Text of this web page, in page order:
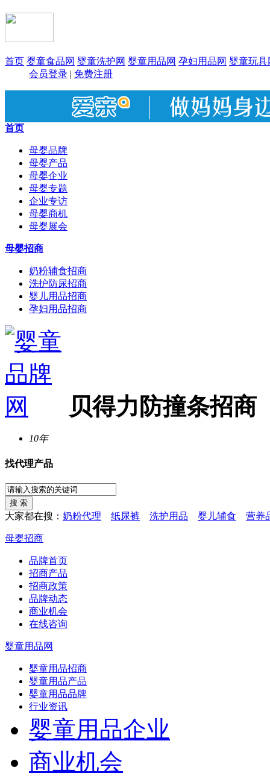
首页 婴童食品网 婴童洗护网 婴童用品网 孕妇用品网 婴童玩具
会员登录 | 免费注册
首页
母婴品牌
母婴产品
母婴企业
母婴专题
企业专访
母婴商机
母婴展会
母婴招商
奶粉辅食招商
洗护防尿招商
婴儿用品招商
孕妇用品招商
贝得力防撞条招商
10年
找代理产品
大家都在搜： 奶粉代理 纸尿裤 洗护用品 婴儿辅食 营养
母婴招商
品牌首页
招商产品
招商政策
品牌动态
商业机会
在线咨询
婴童用品网
婴童用品招商
婴童用品产品
婴童用品品牌
行业资讯
婴童用品企业
商业机会